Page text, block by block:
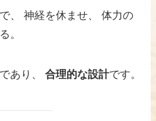
、 神経を休ませ、 体力の
。
あり、合理的な設計です。